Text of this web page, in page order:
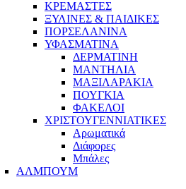
ΚΡΕΜΑΣΤΕΣ
ΞΥΛΙΝΕΣ & ΠΑΙΔΙΚΕΣ
ΠΟΡΣΕΛΑΝΙΝΑ
ΥΦΑΣΜΑΤΙΝA
ΔΕΡΜΑΤΙΝΗ
ΜΑΝΤΗΛΙΑ
ΜΑΞΙΛΑΡΑΚΙΑ
ΠΟΥΓΚΙΑ
ΦΑΚΕΛΟΙ
ΧΡΙΣΤΟΥΓΕΝΝΙΑΤΙΚΕΣ
Αρωματικά
Διάφορες
Μπάλες
ΑΛΜΠΟΥΜ